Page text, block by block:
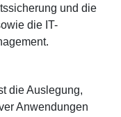
und die
die IT-
die Auslegung,
Anwendungen